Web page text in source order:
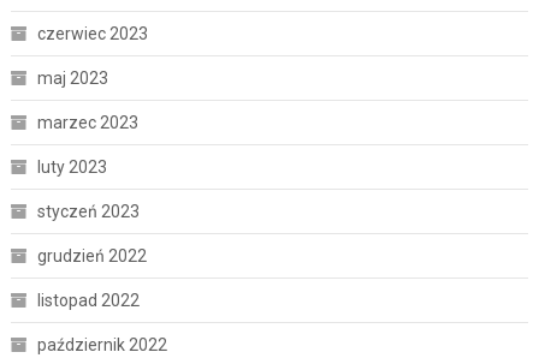
czerwiec 2023
maj 2023
marzec 2023
luty 2023
styczeń 2023
grudzień 2022
listopad 2022
październik 2022